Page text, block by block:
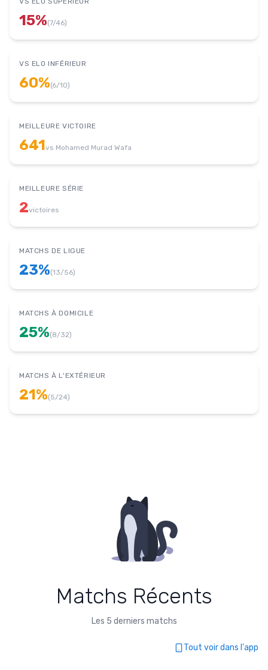
15%(7/46)
VS ELO INFÉRIEUR
60%(6/10)
MEILLEURE VICTOIRE
641vs Mohamed Murad Wafa
MEILLEURE SÉRIE
2victoires
MATCHS DE LIGUE
23%(13/56)
MATCHS À DOMICILE
25%(8/32)
MATCHS À L'EXTÉRIEUR
21%(5/24)
Matchs Récents
Les 5 derniers matchs
Tout voir dans l'app